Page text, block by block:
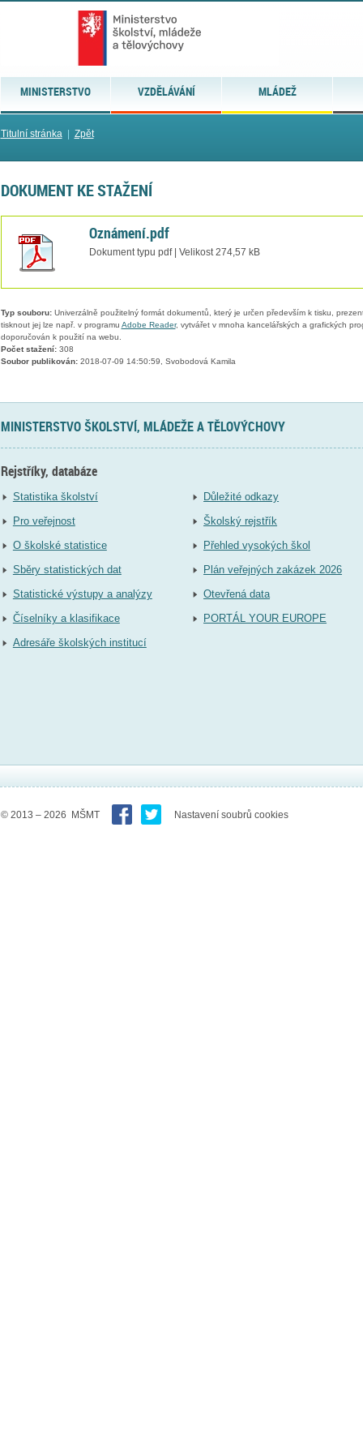
MINISTERSTVO VZDĚLÁVÁNÍ MLÁDEŽ
Titulní stránka| Zpět
DOKUMENT KE STAŽENÍ
Oznámení.pdf
Dokument typu pdf | Velikost 274,57 kB
Typ souboru:Univerzálně použitelný formát dokumentů, který je určen především k tisku,
tisknout jej lze např. v programu Adobe Reader, vytvářet v mnoha kancelářských a grafických
doporučován k použití na webu.
Počet stažení:308
Soubor publikován:2018-07-09 14:50:59, Svobodová Kamila
MINISTERSTVO ŠKOLSTVÍ, MLÁDEŽE A TĚLOVÝCHOVY
Rejstříky, databáze
Statistika školství
Pro veřejnost
O školské statistice
Sběry statistických dat
Statistické výstupy a analýzy
Číselníky a klasifikace
Adresáře školských institucí
Důležité odkazy
Školský rejstřík
Přehled vysokých škol
Plán veřejných zakázek 2026
Otevřená data
PORTÁL YOUR EUROPE
© 2013 – 2026 MŠMT Nastavení soubrů cookies